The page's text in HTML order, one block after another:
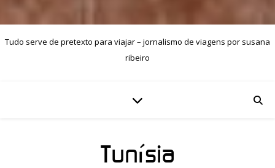
Tudo serve de pretexto para viajar – jornalismo de viagens por susana
ribeiro
Tunísia